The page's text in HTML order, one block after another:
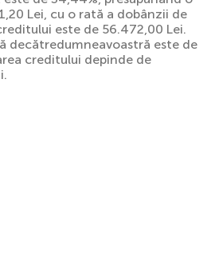
Lei, cu o rată a dobânzii de
este de 56.472,00 Lei.
decătredumneavoastră este de
creditului depinde de